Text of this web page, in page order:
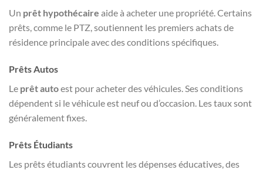
Un prêt hypothécaire aide à acheter une propriété. Certains
prêts, comme le PTZ, soutiennent les premiers achats de
résidence principale avec des conditions spécifiques.
Prêts Autos
Le prêt autoest pour acheter des véhicules. Ses conditions
dépendent si le véhicule est neuf ou d’occasion. Les taux sont
généralement fixes.
Prêts Étudiants
Les prêts étudiants couvrent les dépenses éducatives, des